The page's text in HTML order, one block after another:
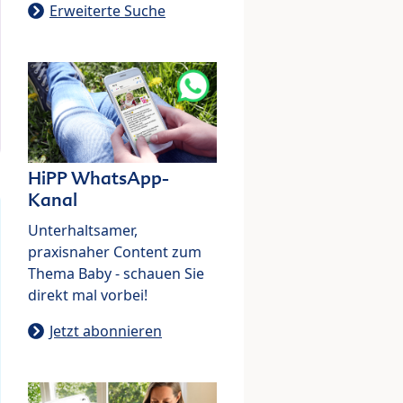
Erweiterte Suche
HiPP WhatsApp-
Kanal
Unterhaltsamer,
praxisnaher Content zum
Thema Baby - schauen Sie
direkt mal vorbei!
Jetzt abonnieren